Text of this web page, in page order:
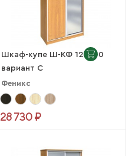
Шкаф-купе Ш-КФ 12-600
вариант C
Феникс
28 730 ₽